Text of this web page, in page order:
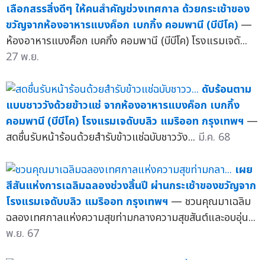
เลือกสรรสิ่งดีๆ ให้คนสำคัญช่วงเทศกาล ด้วยกระเช้าของ
ขวัญจากห้องอาหารแบงค็อก เบกกิ้ง คอมพานี (บีบีโค) —
ห้องอาหารแบงค็อก เบคกิ้ง คอมพานี (บีบีโค) โรงแรมเจดั...
27 พ.ย.
ดับร้อนตาม
แบบชาววังด้วยข้าวแช่ จากห้องอาหารแบงค็อก เบกกิ้ง
คอมพานี (บีบีโค) โรงแรมเจดับบลิว แมริออท กรุงเทพฯ —
สดชื่นรับหน้าร้อนด้วยสำรับข้าวแช่ฉบับชาววัง... มี.ค. 68
เผย
สีสันแห่งการเฉลิมฉลองช่วงสิ้นปี ผ่านกระเช้าของขวัญจาก
โรงแรมเจดับบลิว แมริออท กรุงเทพฯ — ชวนคุณมาเฉลิม
ฉลองเทศกาลแห่งความสุขท่ามกลางความสุขสันต์และอบอุ่น...
พ.ย. 67